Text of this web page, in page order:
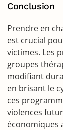
Conclusion
Prendre en
est crucial
victimes. Les
groupes
modifiant
en brisant le
ces
violences
économiques